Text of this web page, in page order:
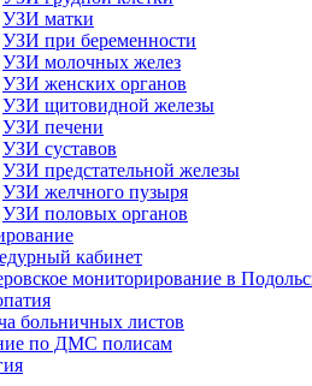
УЗИ матки
УЗИ при беременности
УЗИ молочных желез
УЗИ женских органов
УЗИ щитовидной железы
УЗИ печени
УЗИ суставов
УЗИ предстательной железы
УЗИ желчного пузыря
УЗИ половых органов
кабинет
мониторирование в
больничных листов
по ДМС полисам